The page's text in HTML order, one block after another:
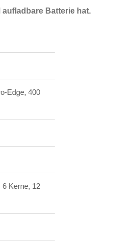
Batterie hat.
Edge, 400
Kerne, 12